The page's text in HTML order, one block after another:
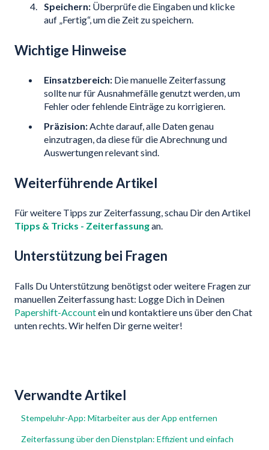
Speichern: Überprüfe die Eingaben und klicke
auf „Fertig“, um die Zeit zu speichern.
Wichtige Hinweise
Einsatzbereich: Die manuelle Zeiterfassung
sollte nur für Ausnahmefälle genutzt werden, um
Fehler oder fehlende Einträge zu korrigieren.
Präzision:Achte darauf, alle Daten genau
einzutragen, da diese für die Abrechnung und
Auswertungen relevant sind.
Weiterführende Artikel
Für weitere Tipps zur Zeiterfassung, schau Dir den Artikel
Tipps & Tricks - Zeiterfassungan.
Unterstützung bei Fragen
Falls Du Unterstützung benötigst oder weitere Fragen zur
manuellen Zeiterfassung hast: Logge Dich in Deinen
Papershift-Accountein und kontaktiere uns über den Chat
unten rechts. Wir helfen Dir gerne weiter!
Verwandte Artikel
Stempeluhr-App: Mitarbeiter aus der App entfernen
Zeiterfassung über den Dienstplan: Effizient und einfach